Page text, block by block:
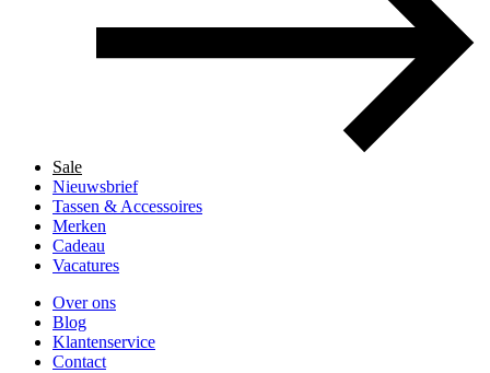
Sale
Nieuwsbrief
Tassen & Accessoires
Merken
Cadeau
Vacatures
Over ons
Blog
Klantenservice
Contact